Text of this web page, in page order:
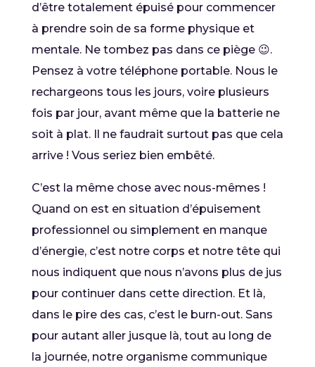
d’être totalement épuisé pour commencer
à prendre soin de sa forme physique et
mentale. Ne tombez pas dans ce piège 😉.
Pensez à votre téléphone portable. Nous le
rechargeons tous les jours, voire plusieurs
fois par jour, avant même que la batterie ne
soit à plat. Il ne faudrait surtout pas que cela
arrive ! Vous seriez bien embêté.
C’est la même chose avec nous-mêmes !
Quand on est en situation d’épuisement
professionnel ou simplement en manque
d’énergie, c’est notre corps et notre tête qui
nous indiquent que nous n’avons plus de jus
pour continuer dans cette direction. Et là,
dans le pire des cas, c’est le burn-out. Sans
pour autant aller jusque là, tout au long de
la journée, notre organisme communique